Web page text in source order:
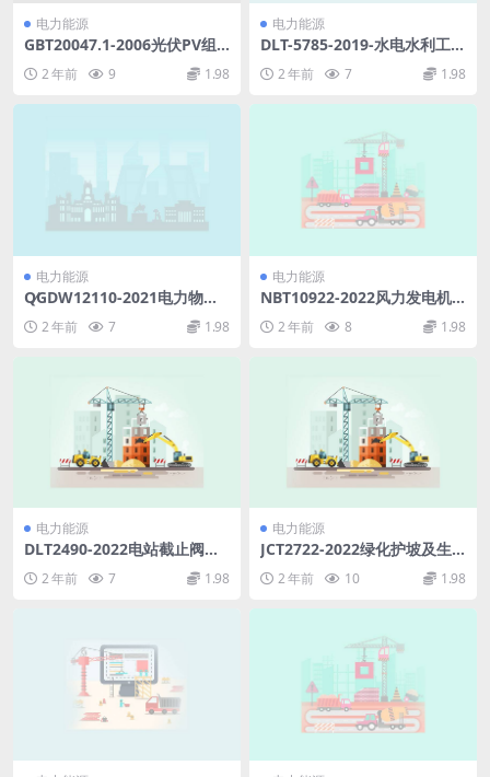
电力能源
GBT20047.1-2006光伏PV组
件安全鉴定第1部分结构要求
(6.56MB)pdf
2 年前 9 1.98
电力能源
DLT-5785-2019-水电水利工程
化学灌浆材料试验规程.pdf
2 年前 7 1.98
电力能源
Q∕GDW12110-2021电力物联
本要求(14.77MB)pdf
2 年前 7 1.98
电力能源
NBT10922-2022风力发电机
(1.74MB)pdf
2 年前 8 1.98
电力能源
DLT2490-2022电站截止阀闸
阀订货与验收导则(3.17MB)p
df 2 年前 7 1.98
电力能源
JCT2722-2022绿化护坡及生
2 年前 10 1.98